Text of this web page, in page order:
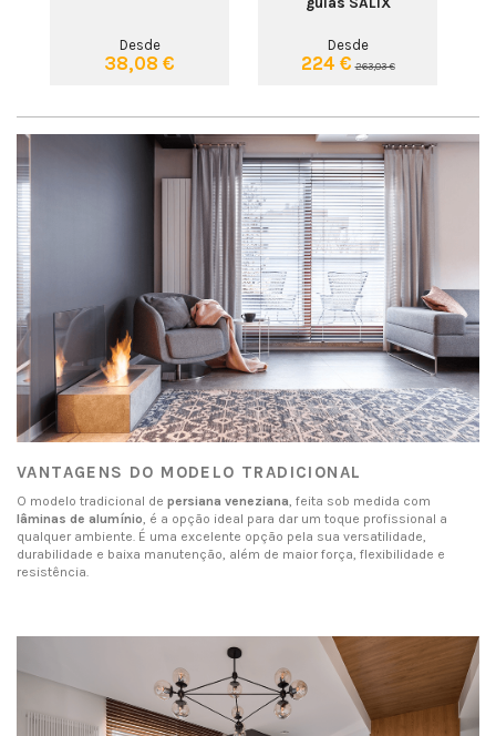
Desde
38,08 €
Desde
224 € 263,03 €
VANTAGENS DO MODELO TRADICIONAL
O modelo tradicional de persiana veneziana, feita sob medida com
lâminas de alumínio, é a opção ideal para dar um toque profissional a
qualquer ambiente. É uma excelente opção pela sua versatilidade,
durabilidade e baixa manutenção, além de maior força, flexibilidade e
resistência.